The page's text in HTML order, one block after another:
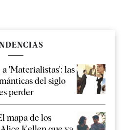
'Materialistas': las
del siglo
perder
mapa de los